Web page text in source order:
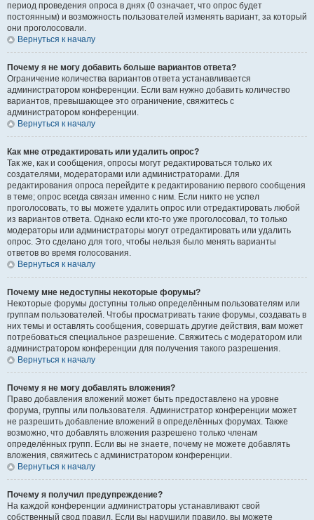
период проведения опроса в днях (0 означает, что опрос будет
постоянным) и возможность пользователей изменять вариант, за который
они проголосовали.
Вернуться к началу
Почему я не могу добавить больше вариантов ответа?
Ограничение количества вариантов ответа устанавливается
администратором конференции. Если вам нужно добавить количество
вариантов, превышающее это ограничение, свяжитесь с
администратором конференции.
Вернуться к началу
Как мне отредактировать или удалить опрос?
Так же, как и сообщения, опросы могут редактироваться только их
создателями, модераторами или администраторами. Для
редактирования опроса перейдите к редактированию первого сообщения
в теме; опрос всегда связан именно с ним. Если никто не успел
проголосовать, то вы можете удалить опрос или отредактировать любой
из вариантов ответа. Однако если кто-то уже проголосовал, то только
модераторы или администраторы могут отредактировать или удалить
опрос. Это сделано для того, чтобы нельзя было менять варианты
ответов во время голосования.
Вернуться к началу
Почему мне недоступны некоторые форумы?
Некоторые форумы доступны только определённым пользователям или
группам пользователей. Чтобы просматривать такие форумы, создавать в
них темы и оставлять сообщения, совершать другие действия, вам может
потребоваться специальное разрешение. Свяжитесь с модератором или
администратором конференции для получения такого разрешения.
Вернуться к началу
Почему я не могу добавлять вложения?
Право добавления вложений может быть предоставлено на уровне
форума, группы или пользователя. Администратор конференции может
не разрешить добавление вложений в определённых форумах. Также
возможно, что добавлять вложения разрешено только членам
определённых групп. Если вы не знаете, почему не можете добавлять
вложения, свяжитесь с администратором конференции.
Вернуться к началу
Почему я получил предупреждение?
На каждой конференции администраторы устанавливают свой
собственный свод правил. Если вы нарушили правило, вы можете